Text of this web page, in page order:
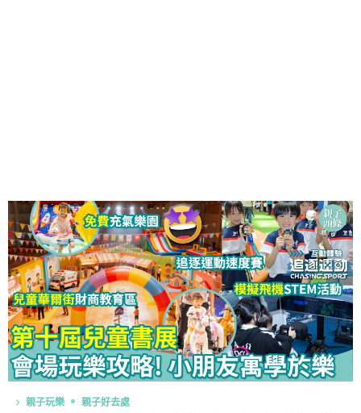
親子玩樂 親子好去處